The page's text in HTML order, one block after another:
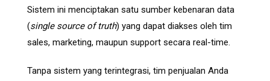
Sistem ini menciptakan satu sumber kebenaran data
(single source of truth) yang dapat diakses oleh tim
sales, marketing, maupun support secara real-time.
Tanpa sistem yang terintegrasi, tim penjualan Anda